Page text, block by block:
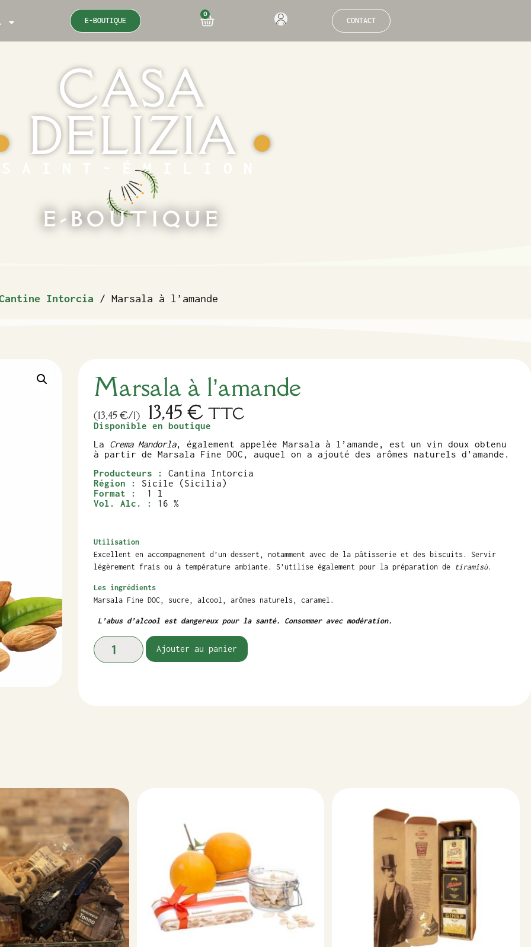
E-BOUTIQUE
0
CONTACT
CASA
DELIZIA ●
SAINT-ÉMILION
E-BOUTIQUE
Intorcia / Marsala à l’amande
Marsala à l’amande
(13,45 €/l) 13,45€ TTC
Disponible en boutique
La Crema Mandorla, également appelée Marsala à l’amande, est un vin doux obtenu
à partir de Marsala Fine DOC, auquel on a ajouté des arômes naturels d’amande.
Producteurs :
Cantina Intorcia
Région : Sicile (Sicilia)
Format : 1 l
Vol. Alc. :
16 %
Utilisation
Excellent en accompagnement d’un dessert, notamment avec de la pâtisserie et des biscuits. Servir
légèrement frais ou à température ambiante. S’utilise également pour la préparation de tiramisù.
Les ingrédients
Marsala Fine DOC, sucre, alcool, arômes naturels, caramel.
L’abus d’alcool est dangereux pour la santé. Consommer avec modération.
Ajouter au panier